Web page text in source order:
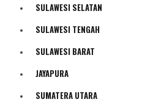
Olahraga
Bencana Alam
SULAWESI SELATAN
SULAWESI TENGAH
SULAWESI BARAT
JAYAPURA
SUMATERA UTARA